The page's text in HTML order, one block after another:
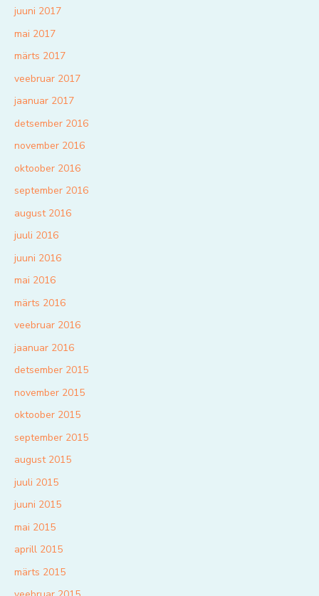
juuni 2017
mai 2017
märts 2017
veebruar 2017
jaanuar 2017
detsember 2016
november 2016
oktoober 2016
september 2016
august 2016
juuli 2016
juuni 2016
mai 2016
märts 2016
veebruar 2016
jaanuar 2016
detsember 2015
november 2015
oktoober 2015
september 2015
august 2015
juuli 2015
juuni 2015
mai 2015
aprill 2015
märts 2015